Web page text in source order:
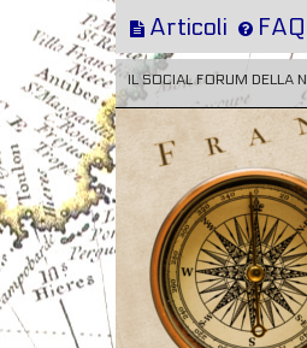
Articoli FAQ
IL SOCIAL FORUM DELLA